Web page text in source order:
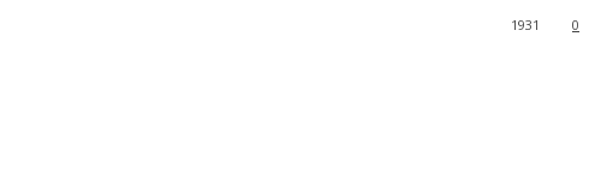
0
1931